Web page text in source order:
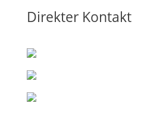
Direkter Kontakt